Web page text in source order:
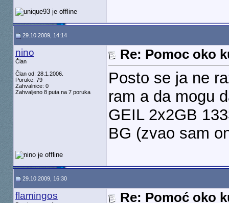
29.10.2009, 14:14
nino
Član
Član od: 28.1.2006.
Poruke: 79
Zahvalnice: 0
Zahvaljeno 8 puta na 7 poruka
Re: Pomoc oko
Posto se ja ne
ram a da mogu
GEIL 2x2GB
BG (zvao sam
29.10.2009, 16:30
flamingos Re: Pomoć oko